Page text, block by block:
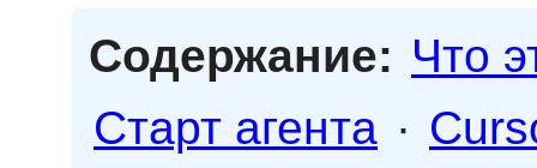
Содержание: Что
Старт агента ·